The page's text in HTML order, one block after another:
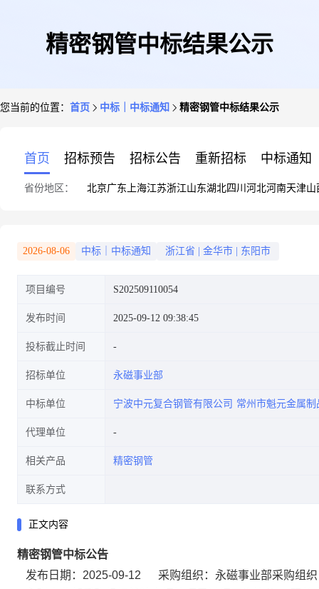
精密钢管中标结果公示
您当前的位置： 首页 中标｜中标通知 精密钢管中标结果公示
首页 招标预告 招标公告 重新招标 中标通知
省份地区： 北京广东 上海江苏浙江山东湖北四川 河北河南天津山
2026-08-06 中标｜中标通知 浙江省 金华市 东阳市
项目编号 S202509110054
发布时间 2025-09-12 09:38:45
投标截止时间
招标单位 永磁事业部
中标单位 宁波中元复合钢管有限公司 常州市魁元金属
代理单位
相关产品 精密钢管
联系方式
正文内容
精密钢管中标公告
发布日期：2025-09-12
采购组织：永磁事业部采购组织